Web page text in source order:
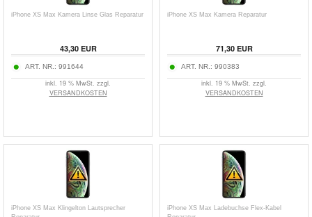
iPhone XS Max Kamera Linse Glas Reparatur
43,30 EUR
ART. NR.: 991644
inkl. 19 % MwSt. zzgl.
VERSANDKOSTEN
iPhone XS Max Kamera Reparatur
71,30 EUR
ART. NR.: 990383
inkl. 19 % MwSt. zzgl.
VERSANDKOSTEN
iPhone XS Max Klingelton Lautsprecher
iPhone XS Max Ladebuchse Flex-Kabel